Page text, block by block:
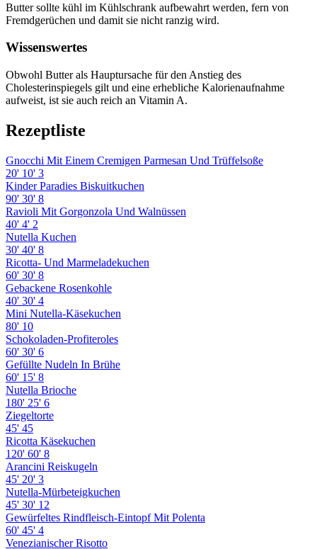
Butter sollte kühl im Kühlschrank aufbewahrt werden, fern von
Fremdgerüchen und damit sie nicht ranzig wird.
Wissenswertes
Obwohl Butter als Hauptursache für den Anstieg des
Cholesterinspiegels gilt und eine erhebliche Kalorienaufnahme
aufweist, ist sie auch reich an Vitamin A.
Rezeptliste
Gnocchi Mit Einem Cremigen Parmesan Und Trüffelsoße
20' 10' 3
Kinder Paradies Biskuitkuchen
90' 30' 8
Ravioli Mit Gorgonzola Und Walnüssen
40' 4' 2
Nutella Kuchen
30' 40' 8
Ricotta- Und Marmeladekuchen
60' 30' 8
Gebackene Rosenkohle
40' 30' 4
Mini Nutella-Käsekuchen
80' 10
Schokoladen-Profiteroles
60' 30' 6
Gefüllte Nudeln In Brühe
60' 15' 8
Nutella Brioche
180' 25' 6
Ziegeltorte
45' 45
Ricotta Käsekuchen
120' 60' 8
Arancini Reiskugeln
45' 20' 3
Nutella-Mürbeteigkuchen
45' 30' 12
Gewürfeltes Rindfleisch-Eintopf Mit Polenta
60' 45' 4
Venezianischer Risotto